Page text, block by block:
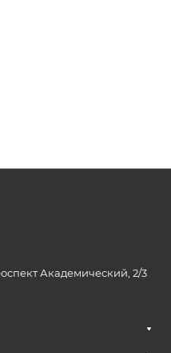
Академический, 2/3